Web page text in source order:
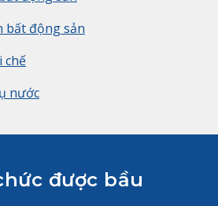
bất động sản
chế
nước
được bầu